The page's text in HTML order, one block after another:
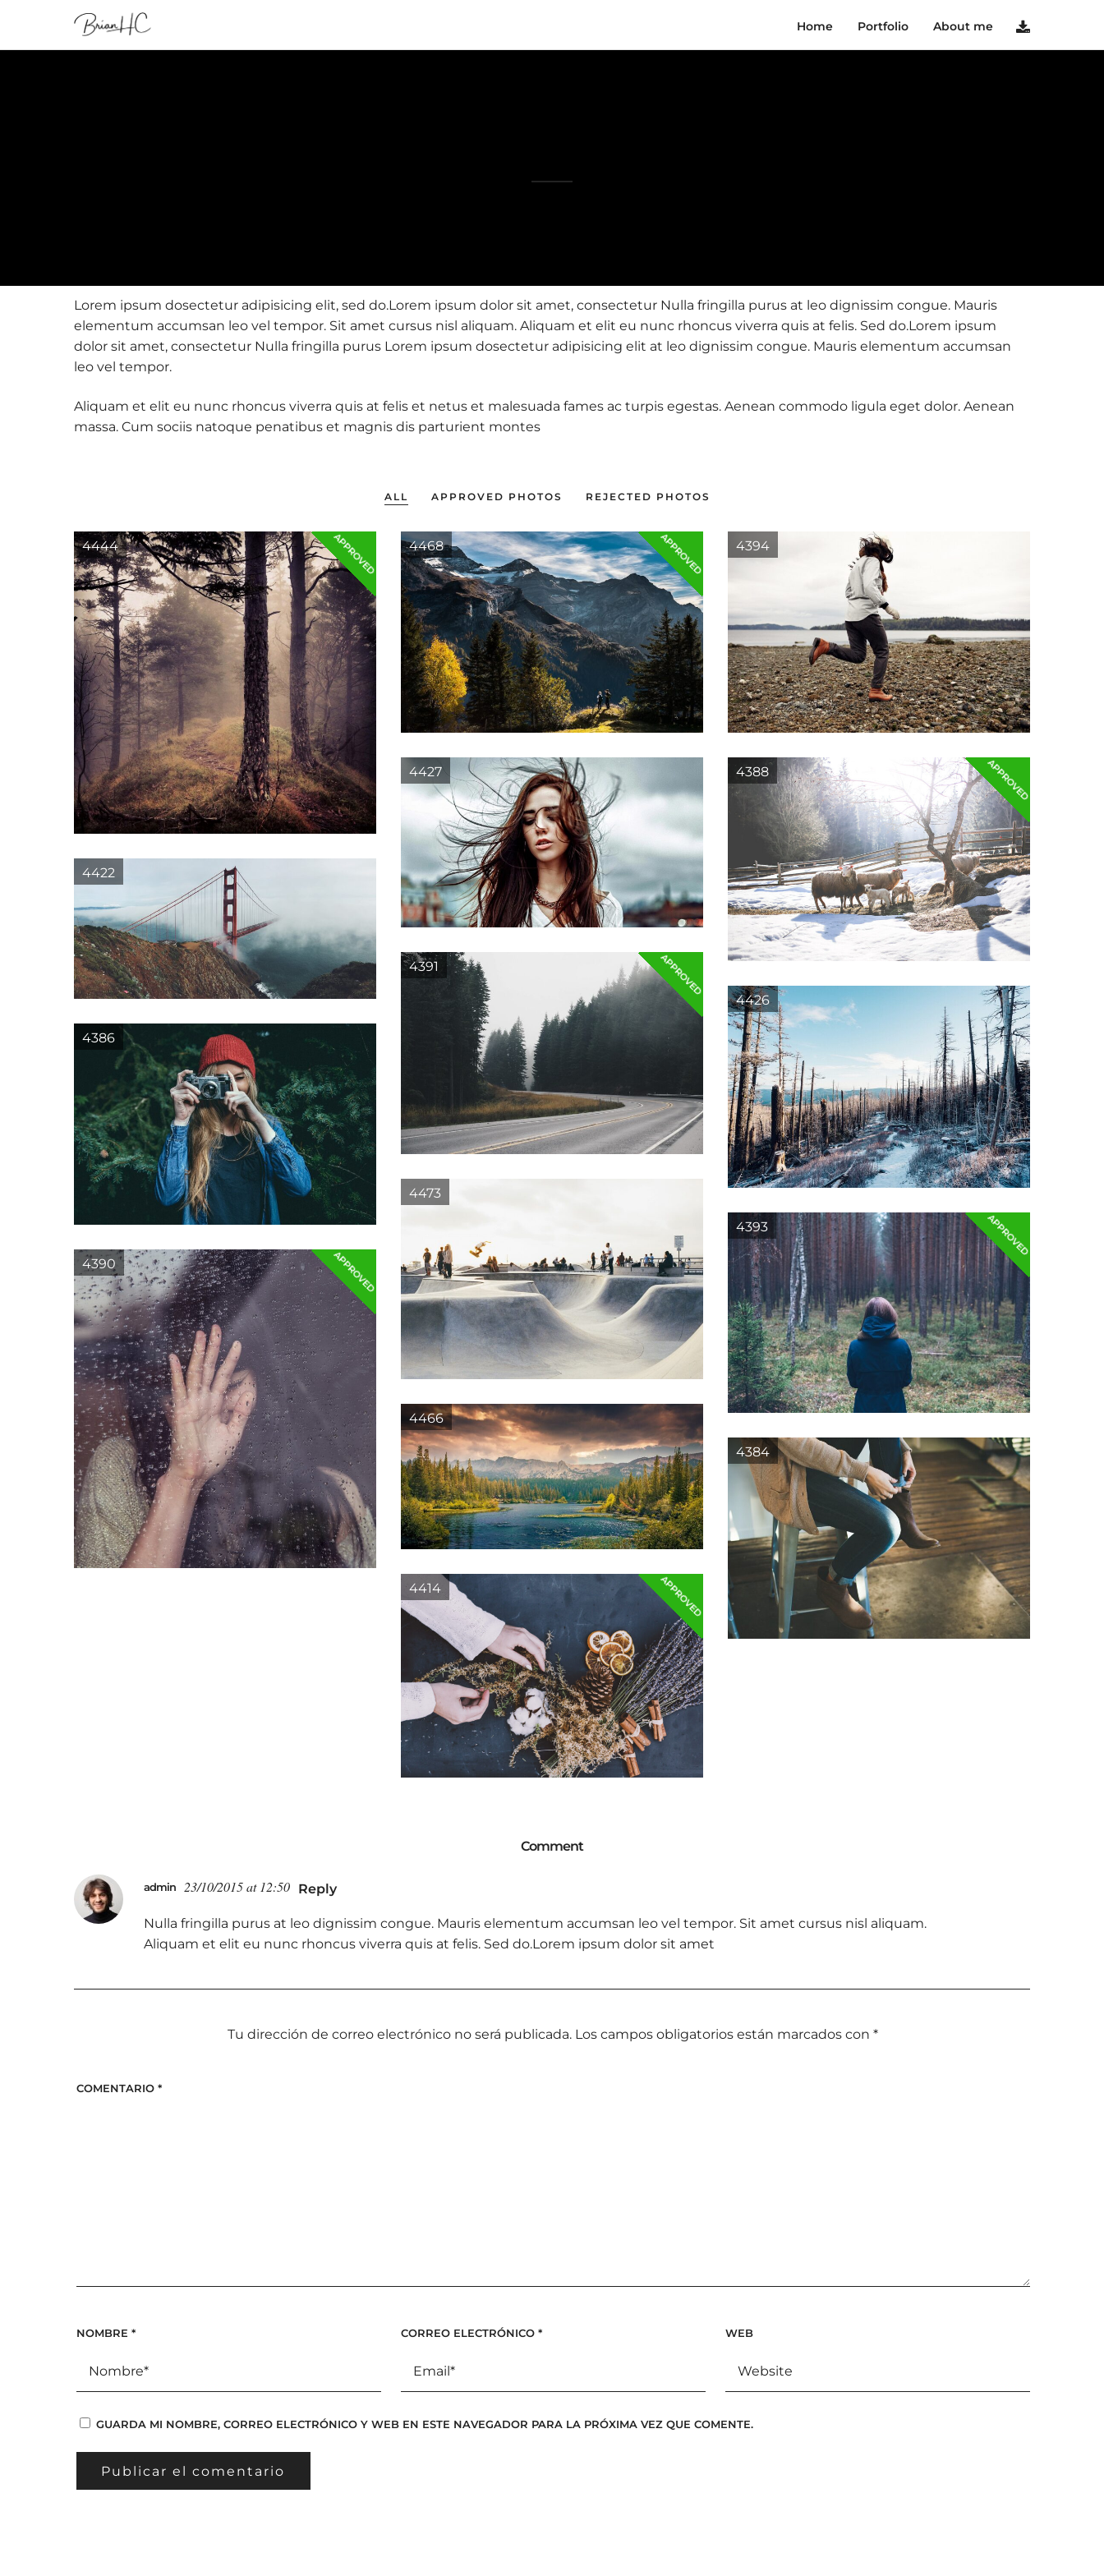
Home Portfolio About me
Lorem ipsum dosectetur adipisicing elit, sed do.Lorem ipsum dolor sit amet, consectetur Nulla fringilla purus at leo dignissim congue. Mauris
elementum accumsan leo vel tempor. Sit amet cursus nisl aliquam. Aliquam et elit eu nunc rhoncus viverra quis at felis. Sed do.Lorem ipsum
dolor sit amet, consectetur Nulla fringilla purus Lorem ipsum dosectetur adipisicing elit at leo dignissim congue. Mauris elementum accumsan
leo vel tempor.
Aliquam et elit eu nunc rhoncus viverra quis at felis et netus et malesuada fames ac turpis egestas. Aenean commodo ligula eget dolor. Aenean
massa. Cum sociis natoque penatibus et magnis dis parturient montes
ALL APPROVED PHOTOS REJECTED PHOTOS
APPROVED
4444 APPROVED
4468 4394
4427 APPROVED
4388
4422
APPROVED
4391
4426
4386
4473
APPROVED
4393
APPROVED
4390
4466
4384
APPROVED
4414
Comment
admin 23/10/2015 at 12:50 Reply
Nulla fringilla purus at leo dignissim congue. Mauris elementum accumsan leo vel tempor. Sit amet cursus nisl aliquam.
Aliquam et elit eu nunc rhoncus viverra quis at felis. Sed do.Lorem ipsum dolor sit amet
Tu dirección de correo electrónico no será publicada. Los campos obligatorios están marcados con*
COMENTARIO *
NOMBRE * CORREO ELECTRÓNICO * WEB
GUARDA MI NOMBRE, CORREO ELECTRÓNICO Y WEB EN ESTE NAVEGADOR PARA LA PRÓXIMA VEZ QUE COMENTE.